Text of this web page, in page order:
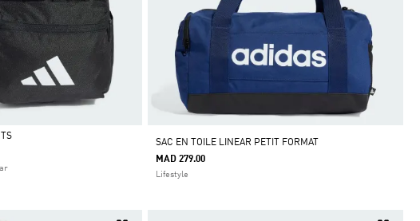
SAC EN TOILE LINEAR PETIT FORMAT
MAD 279.00
Lifestyle